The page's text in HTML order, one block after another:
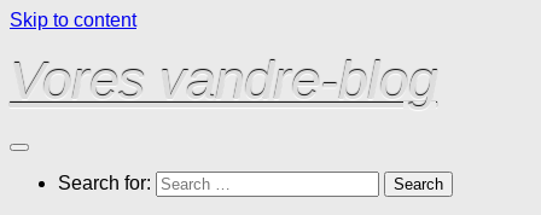
Skip to content
Vores vandre-blog
Search for: